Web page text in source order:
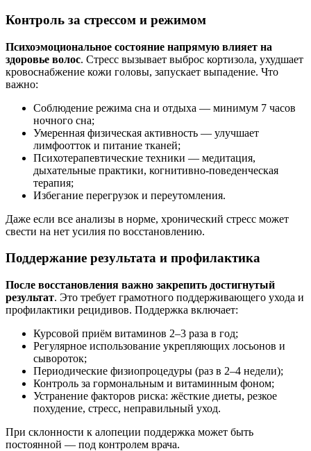
Контроль за стрессом и режимом
Психоэмоциональное состояние напрямую влияет на
здоровье волос. Стресс вызывает выброс кортизола, ухудшает
кровоснабжение кожи головы, запускает выпадение. Что
важно:
Соблюдение режима сна и отдыха — минимум 7 часов
ночного сна;
Умеренная физическая активность — улучшает
лимфоотток и питание тканей;
Психотерапевтические техники — медитация,
дыхательные практики, когнитивно-поведенческая
терапия;
Избегание перегрузок и переутомления.
Даже если все анализы в норме, хронический стресс может
свести на нет усилия по восстановлению.
Поддержание результата и профилактика
После восстановления важно закрепить достигнутый
результат. Это требует грамотного поддерживающего ухода и
профилактики рецидивов. Поддержка включает:
Курсовой приём витаминов 2–3 раза в год;
Регулярное использование укрепляющих лосьонов и
сывороток;
Периодические физиопроцедуры (раз в 2–4 недели);
Контроль за гормональным и витаминным фоном;
Устранение факторов риска: жёсткие диеты, резкое
похудение, стресс, неправильный уход.
При склонности к алопеции поддержка может быть
постоянной — под контролем врача.